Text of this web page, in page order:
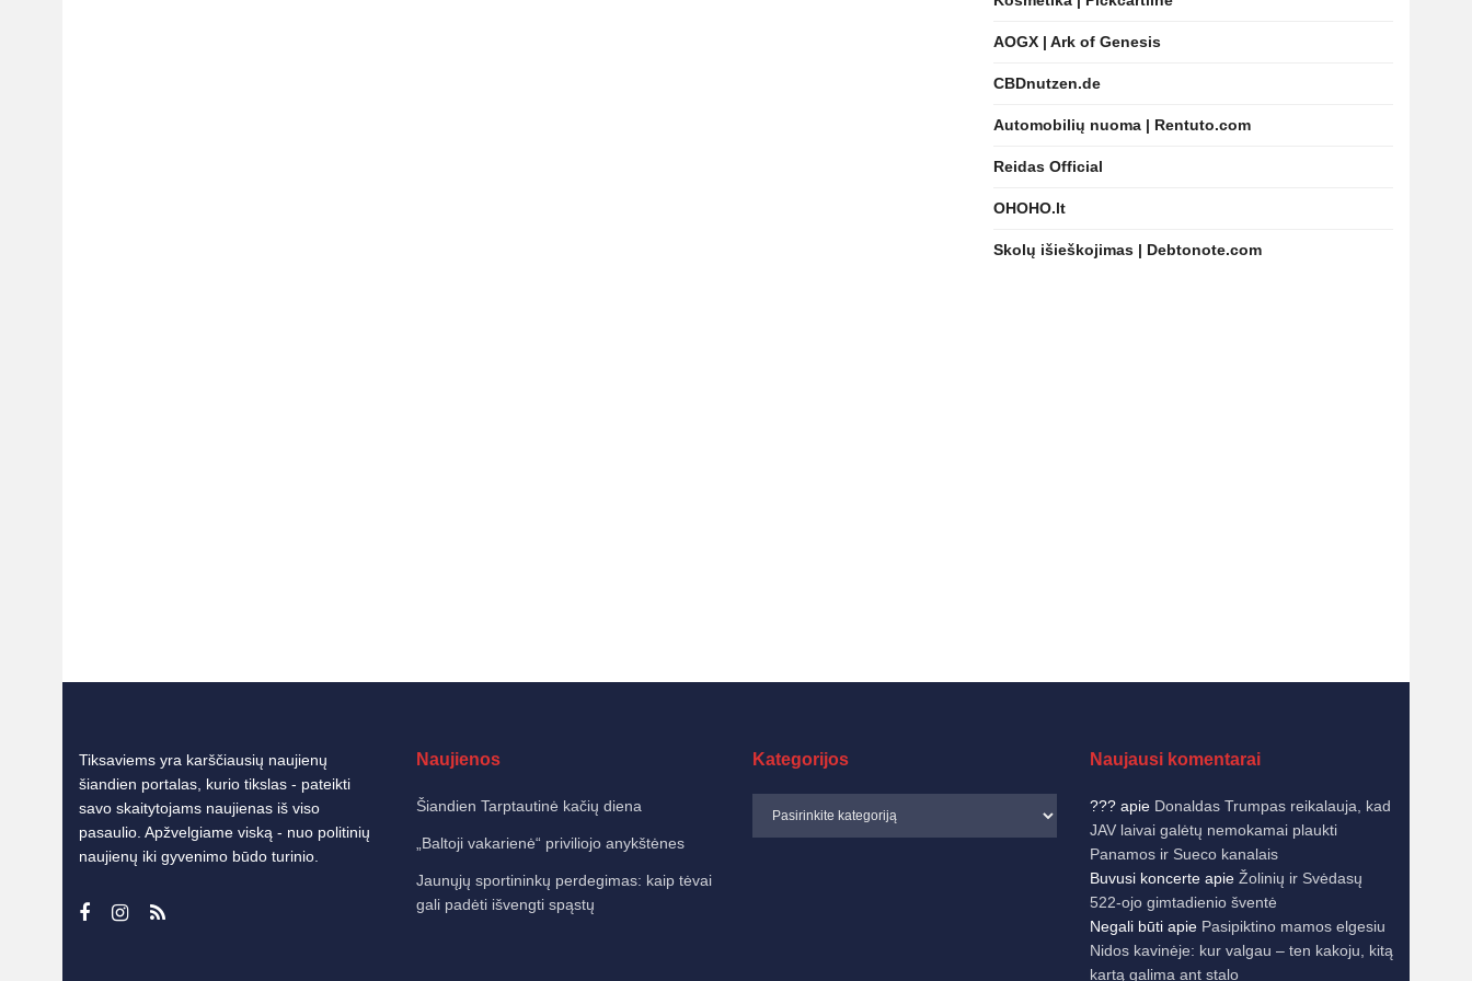
AOGX | Ark of Genesis
CBDnutzen.de
Automobilių nuoma | Rentuto.com
Reidas Official
OHOHO.lt
Skolų išieškojimas | Debtonote.com
Tiksaviems yra karščiausių naujienų
šiandien portalas, kurio tikslas - pateikti
savo skaitytojams naujienas iš viso
pasaulio. Apžvelgiame viską - nuo politinių
naujienų iki gyvenimo būdo turinio.
Naujienos
Šiandien Tarptautinė kačių diena
„Baltoji vakarienė“ priviliojo anykštėnes
Jaunųjų sportininkų perdegimas: kaip tėvai
gali padėti išvengti spąstų
Kategorijos Naujausi komentarai
???apie Donaldas Trumpas reikalauja, kad
JAV laivai galėtų nemokamai plaukti
Panamos ir Sueco kanalais
Buvusi koncerteapie Žolinių ir Svėdasų
522-ojo gimtadienio šventė
Negali būtiapie Pasipiktino mamos elgesiu
Nidos kavinėje: kur valgau – ten kakoju, kitą
kartą galima ant stalo